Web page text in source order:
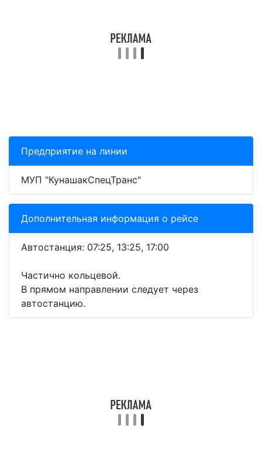
Предприятие на линии
МУП "КунашакСпецТранс"
Дополнительная информация о рейсе
Автостанция: 07:25, 13:25, 17:00
Частично кольцевой.
В прямом направлении следует через
автостанцию.